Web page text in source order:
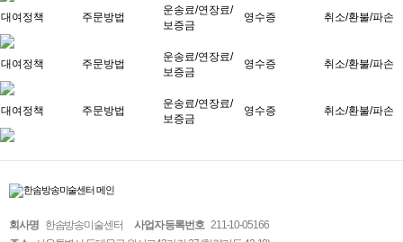
대여정책 주문방법
운송료/연장료/
보증금
영수증 취소/환불/파손
대여정책 주문방법
운송료/연장료/
보증금
영수증 취소/환불/파손
대여정책 주문방법
운송료/연장료/
보증금
영수증 취소/환불/파손
회사명 한솜방송미술센터 사업자 등록번호 211-10-05166